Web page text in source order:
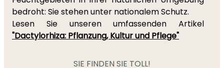
bedroht: Sie stehen unter nationalem Schutz.
Lesen Sie unseren umfassenden Artikel
"Dactylorhiza: Pflanzung, Kultur und Pflege"
SIE FINDEN SIE TOLL!